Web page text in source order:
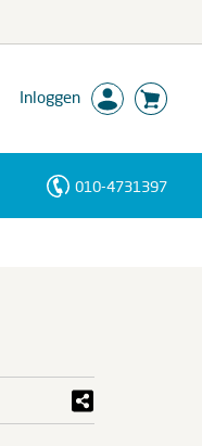
Inloggen
010-4731397